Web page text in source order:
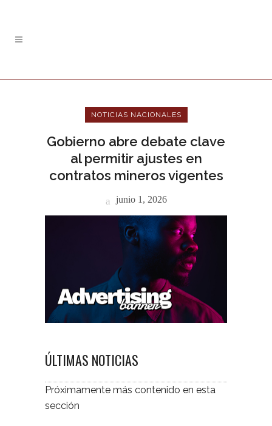
NOTICIAS NACIONALES
Gobierno abre debate clave
al permitir ajustes en
contratos mineros vigentes
junio 1, 2026
ÚLTIMAS NOTICIAS
Próximamente más contenido en esta
sección